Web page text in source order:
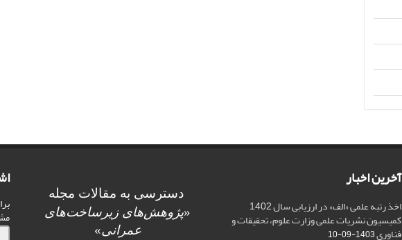
آخرین اخبار
اخذ رتبه علمی «الف» در ارزیابی سال 1402
کمیسیون نشریات علمی وزارت علوم، تحقیقات و
فناوری1403-09-10
دسترسی به مقالات مجله
«پژوهش‌های زیرساخت‌های
عمرانی»